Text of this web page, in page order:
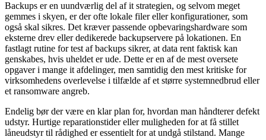
Backups er en uundværlig del af it strategien, og selvom meget
gemmes i skyen, er der ofte lokale filer eller konfigurationer, som
også skal sikres. Det kræver passende opbevaringshardware som
eksterne drev eller dedikerede backupservere på lokationen. En
fastlagt rutine for test af backups sikrer, at data rent faktisk kan
genskabes, hvis uheldet er ude. Dette er en af de mest oversete
opgaver i mange it afdelinger, men samtidig den mest kritiske for
virksomhedens overlevelse i tilfælde af et større systemnedbrud eller
et ransomware angreb.
Endelig bør der være en klar plan for, hvordan man håndterer defekt
udstyr. Hurtige reparationstider eller muligheden for at få stillet
låneudstyr til rådighed er essentielt for at undgå stilstand. Mange